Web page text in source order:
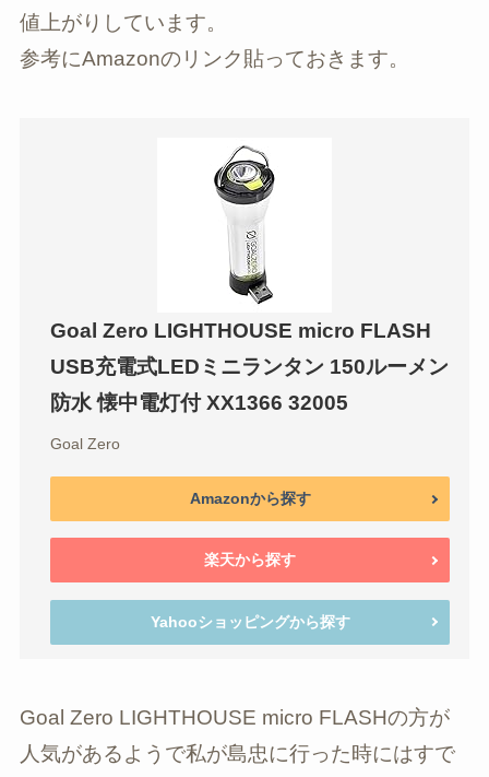
値上がりしています。
参考にAmazonのリンク貼っておきます。
Goal Zero LIGHTHOUSE micro FLASH
USB充電式LEDミニランタン 150ルーメン
防水 懐中電灯付 XX1366 32005
Goal Zero
Amazonから探す
楽天から探す
Yahooショッピングから探す
Goal Zero LIGHTHOUSE micro FLASHの方が
人気があるようで私が島忠に行った時にはすで